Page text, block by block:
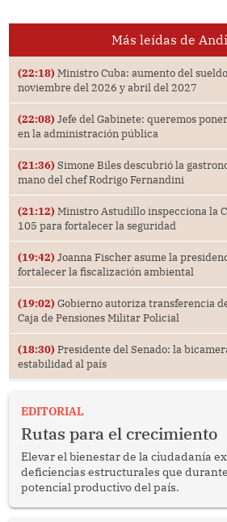
Más leídas de
(22:18) Ministro Cuba: aumento del
noviembre del 2026 y abril del 2027
(22:08) Jefe del Gabinete: queremos
en la administración pública
(21:36) Simone Biles descubrió la
mano del chef Rodrigo Fernandini
(21:12) Ministro Astudillo inspecciona la
105 para fortalecer la seguridad
(19:42) Joanna Fischer asume la
fortalecer la fiscalización ambiental
(19:02) Gobierno autoriza transferencia
Caja de Pensiones Militar Policial
(18:30) Presidente del Senado: la
estabilidad al país
EDITORIAL
Rutas para el crecimiento
Elevar el bienestar de la ciudadanía
deficiencias estructurales que
potencial productivo del país.